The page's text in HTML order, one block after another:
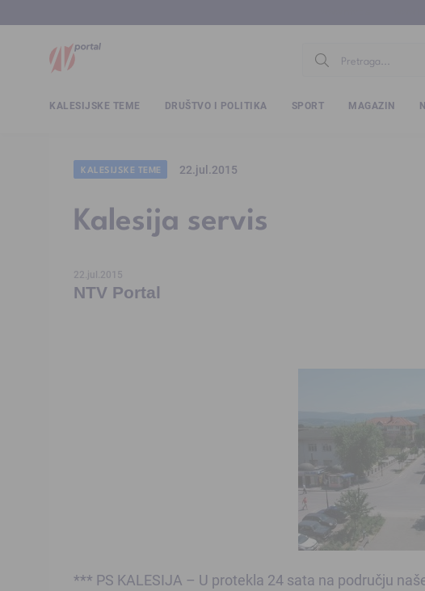
KALESIJSKE TEME DRUŠTVO I POLITIKA SPORT MAGAZIN
KALESIJSKE TEME 22.jul.2015
Kalesija servis
22.jul.2015
NTV Portal
*** PS KALESIJA – U protekla 24 sata na području